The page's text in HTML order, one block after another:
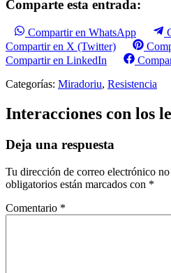
Comparte esta entrada:
Compartir en WhatsApp
Compartir en X (Twitter)
Compartir en LinkedIn
Categorías: Miradoriu, Resistencia
Interacciones con los
Deja una respuesta
Tu dirección de correo electrónico
obligatorios están marcados con *
Comentario *